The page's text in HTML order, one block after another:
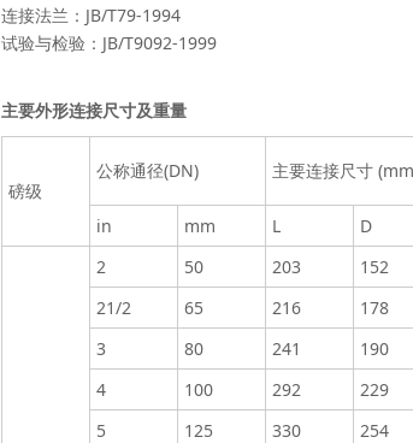
连接法兰：JB/T79-1994
试验与检验：JB/T9092-1999
主要外形连接尺寸及重量
磅级
公称通径(DN) 主要连接尺寸
in
mm L D
2 50 203 152
21/2
65 216 178
3
80 241 190
4
100 292 229
5
125 330 254